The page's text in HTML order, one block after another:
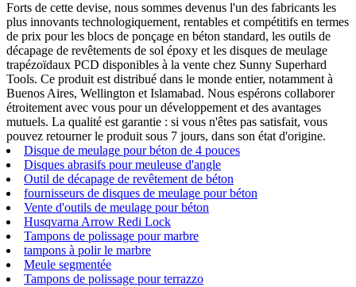
Forts de cette devise, nous sommes devenus l'un des fabricants les
plus innovants technologiquement, rentables et compétitifs en termes
de prix pour les blocs de ponçage en béton standard, les outils de
décapage de revêtements de sol époxy et les disques de meulage
trapézoïdaux PCD disponibles à la vente chez Sunny Superhard
Tools. Ce produit est distribué dans le monde entier, notamment à
Buenos Aires, Wellington et Islamabad. Nous espérons collaborer
étroitement avec vous pour un développement et des avantages
mutuels. La qualité est garantie : si vous n'êtes pas satisfait, vous
pouvez retourner le produit sous 7 jours, dans son état d'origine.
Disque de meulage pour béton de 4 pouces
Disques abrasifs pour meuleuse d'angle
Outil de décapage de revêtement de béton
fournisseurs de disques de meulage pour béton
Vente d'outils de meulage pour béton
Husqvarna Arrow Redi Lock
Tampons de polissage pour marbre
tampons à polir le marbre
Meule segmentée
Tampons de polissage pour terrazzo